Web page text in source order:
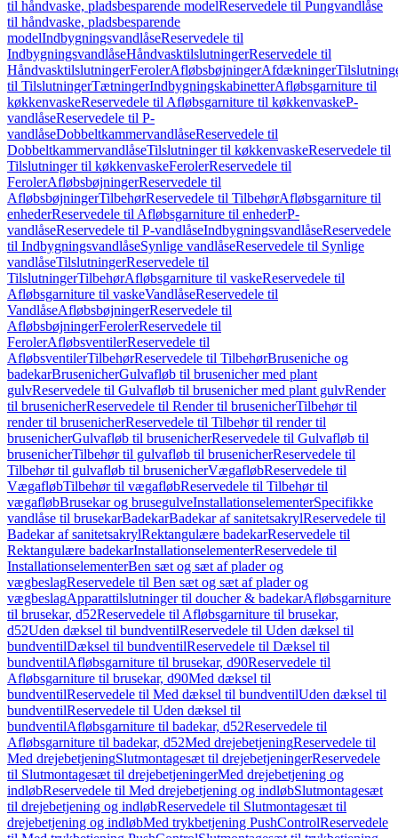
til håndvaske, pladsbesparende modelReservedele til Pungvandlåse
til håndvaske, pladsbesparende
modelIndbygningsvandlåseReservedele til
IndbygningsvandlåseHåndvasktilslutningerReservedele til
HåndvasktilslutningerFerolerAfløbsbøjningerAfdækninger
til TilslutningerTætningerIndbygningskabinetterAfløbsgarniture til
køkkenvaskeReservedele til Afløbsgarniture til køkkenvaskeP-
vandlåseReservedele til P-
vandlåseDobbeltkammervandlåseReservedele til
DobbeltkammervandlåseTilslutninger til køkkenvaskeReservedele til
Tilslutninger til køkkenvaskeFerolerReservedele til
FerolerAfløbsbøjningerReservedele til
AfløbsbøjningerTilbehørReservedele til TilbehørAfløbsgarniture til
enhederReservedele til Afløbsgarniture til enhederP-
vandlåseReservedele til P-vandlåseIndbygningsvandlåseReservedele
til IndbygningsvandlåseSynlige vandlåseReservedele til Synlige
vandlåseTilslutningerReservedele til
TilslutningerTilbehørAfløbsgarniture til vaskeReservedele til
Afløbsgarniture til vaskeVandlåseReservedele til
VandlåseAfløbsbøjningerReservedele til
AfløbsbøjningerFerolerReservedele til
FerolerAfløbsventilerReservedele til
AfløbsventilerTilbehørReservedele til TilbehørBruseniche og
badekarBrusenicherGulvafløb til brusenicher med plant
gulvReservedele til Gulvafløb til brusenicher med plant gulvRender
til brusenicherReservedele til Render til brusenicherTilbehør til
render til brusenicherReservedele til Tilbehør til render til
brusenicherGulvafløb til brusenicherReservedele til Gulvafløb til
brusenicherTilbehør til gulvafløb til brusenicherReservedele til
Tilbehør til gulvafløb til brusenicherVægafløbReservedele til
VægafløbTilbehør til vægafløbReservedele til Tilbehør til
vægafløbBrusekar og brusegulveInstallationselementerSpecifikke
vandlåse til brusekarBadekarBadekar af sanitetsakrylReservedele til
Badekar af sanitetsakrylRektangulære badekarReservedele til
Rektangulære badekarInstallationselementerReservedele til
InstallationselementerBen sæt og sæt af plader og
vægbeslagReservedele til Ben sæt og sæt af plader og
vægbeslagApparattilslutninger til doucher & badekarAfløbsgarniture
til brusekar, d52Reservedele til Afløbsgarniture til brusekar,
d52Uden dæksel til bundventilReservedele til Uden dæksel til
bundventilDæksel til bundventilReservedele til Dæksel til
bundventilAfløbsgarniture til brusekar, d90Reservedele til
Afløbsgarniture til brusekar, d90Med dæksel til
bundventilReservedele til Med dæksel til bundventilUden dæksel til
bundventilReservedele til Uden dæksel til
bundventilAfløbsgarniture til badekar, d52Reservedele til
Afløbsgarniture til badekar, d52Med drejebetjeningReservedele til
Med drejebetjeningSlutmontagesæt til drejebetjeningerReservedele
til Slutmontagesæt til drejebetjeningerMed drejebetjening og
indløbReservedele til Med drejebetjening og indløbSlutmontagesæt
til drejebetjening og indløbReservedele til Slutmontagesæt til
drejebetjening og indløbMed trykbetjening PushControlReservedele